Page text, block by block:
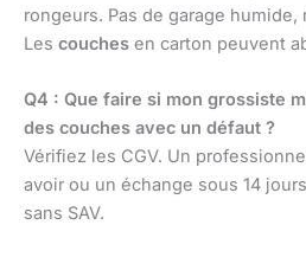
rongeurs. Pas de garage
Les couches en carton peuvent
Q4 : Que faire si mon grossiste
des couches avec un défaut ?
Vérifiez les CGV. Un
avoir ou un échange sous 14
sans SAV.